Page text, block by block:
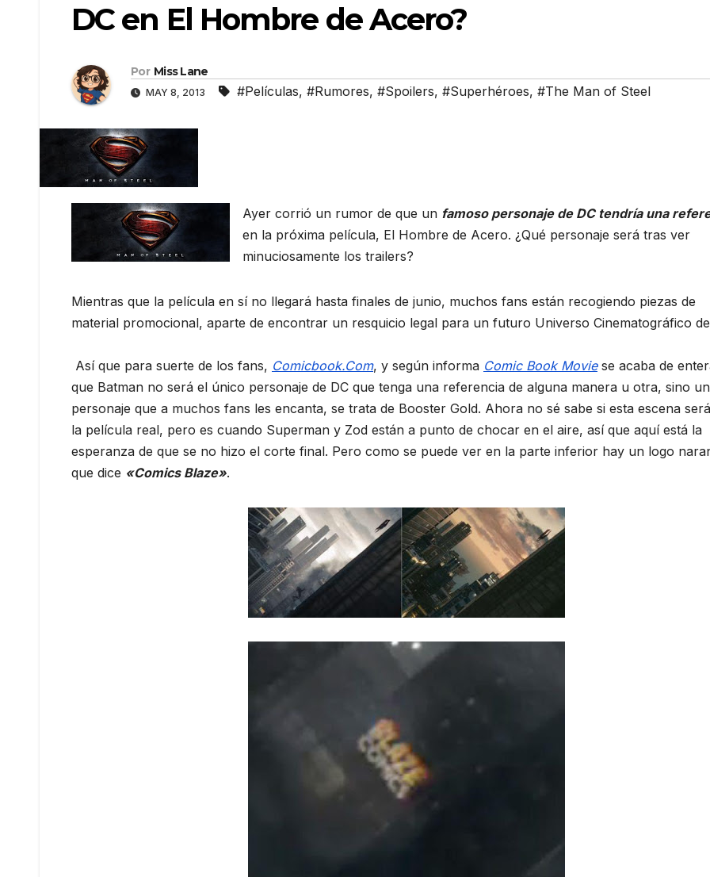
DC en El Hombre de Acero?
Por Miss Lane
MAY 8, 2013 #Películas, #Rumores, #Spoilers, #Superhéroes, #The Man of Steel
Ayer corrió un rumor de que un famoso personaje de DC tendría una
en la próxima película, El Hombre de Acero. ¿Qué personaje será tras ver
minuciosamente los trailers?
Mientras que la película en sí no llegará hasta finales de junio, muchos fans están recogiendo piezas de
material promocional, aparte de encontrar un resquicio legal para un futuro Universo Cinematográfico
Así que para suerte de los fans, Comicbook.Com, y según informa Comic Book Moviese acaba de
que Batman no será el único personaje de DC que tenga una referencia de alguna manera u otra, sino un
personaje que a muchos fans les encanta, se trata de Booster Gold. Ahora no sé sabe si esta escena
la película real, pero es cuando Superman y Zod están a punto de chocar en el aire, así que aquí está la
esperanza de que se no hizo el corte final. Pero como se puede ver en la parte inferior hay un logo
que dice «Comics Blaze».